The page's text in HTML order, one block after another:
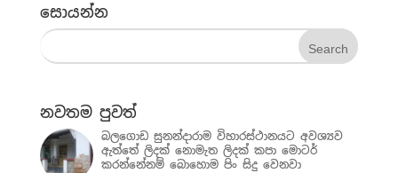
සොයන්න
නවතම පුවත්
බලගොඩ සුනන්දාරාම විහාරස්ථානයට අවශ්‍යව
ඇත්තේ ලිදක් නොමැත ලිදක් කපා මොටර්
කරන්නේනම් බොහොම පිං සිදු වෙනවා